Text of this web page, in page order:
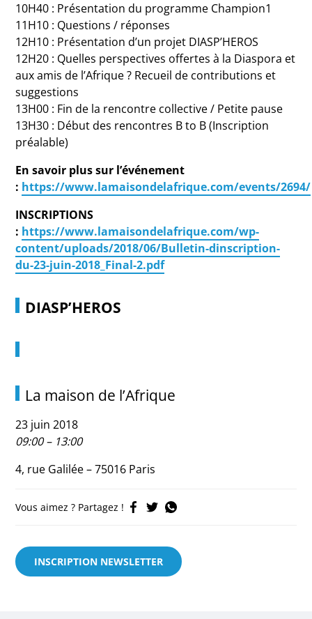
10H40 : Présentation du programme Champion1
11H10 : Questions / réponses
12H10 : Présentation d’un projet DIASP’HEROS
12H20 : Quelles perspectives offertes à la Diaspora et
aux amis de l’Afrique ? Recueil de contributions et
suggestions
13H00 : Fin de la rencontre collective / Petite pause
13H30 : Début des rencontres B to B (Inscription
préalable)
En savoir plus sur l’événement
: https://www.lamaisondelafrique.com/events/2694/
INSCRIPTIONS
: https://www.lamaisondelafrique.com/wp-
content/uploads/2018/06/Bulletin-dinscription-
du-23-juin-2018_Final-2.pdf
DIASP’HEROS
La maison de l’Afrique
23 juin 2018
09:00 – 13:00
4, rue Galilée – 75016 Paris
Vous aimez ? Partagez !
INSCRIPTION NEWSLETTER